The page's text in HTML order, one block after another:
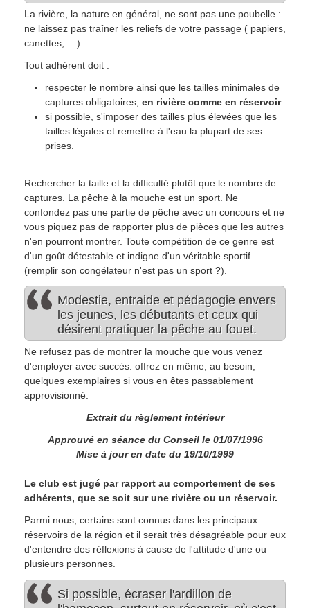
La rivière, la nature en général, ne sont pas une poubelle :
ne laissez pas traîner les reliefs de votre passage ( papiers,
canettes, …).
Tout adhérent doit :
respecter le nombre ainsi que les tailles minimales de
captures obligatoires, en rivière comme en réservoir
si possible, s'imposer des tailles plus élevées que les
tailles légales et remettre à l'eau la plupart de ses
prises.
Rechercher la taille et la difficulté plutôt que le nombre de
captures. La pêche à la mouche est un sport. Ne
confondez pas une partie de pêche avec un concours et ne
vous piquez pas de rapporter plus de pièces que les autres
n'en pourront montrer. Toute compétition de ce genre est
d'un goût détestable et indigne d'un véritable sportif
(remplir son congélateur n'est pas un sport ?).
Modestie, entraide et pédagogie envers
les jeunes, les débutants et ceux qui
désirent pratiquer la pêche au fouet.
Ne refusez pas de montrer la mouche que vous venez
d'employer avec succès: offrez en même, au besoin,
quelques exemplaires si vous en êtes passablement
approvisionné.
Extrait du règlement intérieur
Approuvé en séance du Conseil le 01/07/1996
Mise à jour en date du 19/10/1999
Le club est jugé par rapport au comportement de ses
adhérents, que se soit sur une rivière ou un réservoir.
Parmi nous, certains sont connus dans les principaux
réservoirs de la région et il serait très désagréable pour eux
d'entendre des réflexions à cause de l'attitude d'une ou
plusieurs personnes.
Si possible, écraser l'ardillon de